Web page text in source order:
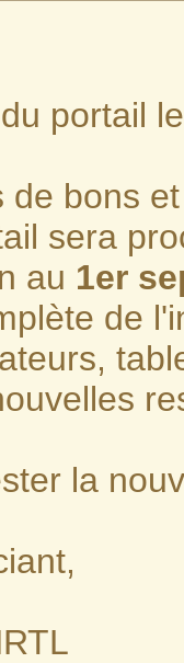
portail
de bons
sera
au 1er
de
la